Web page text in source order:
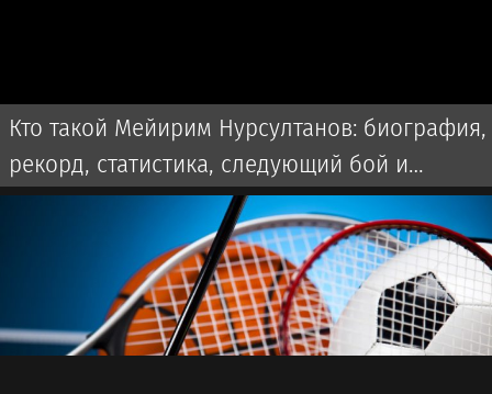
Кто такой Мейирим Нурсултанов: биография,
рекорд, статистика, следующий бой и
последние новости